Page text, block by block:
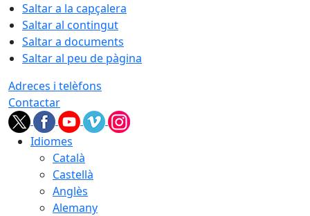
Saltar a la capçalera
Saltar al contingut
Saltar a documents
Saltar al peu de pàgina
Adreces i telèfons
Contactar
Idiomes
Català
Castellà
Anglès
Alemany